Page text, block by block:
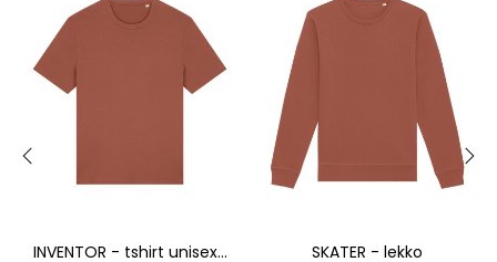
INVENTOR - tshirt unisex...
SKATER - lekko